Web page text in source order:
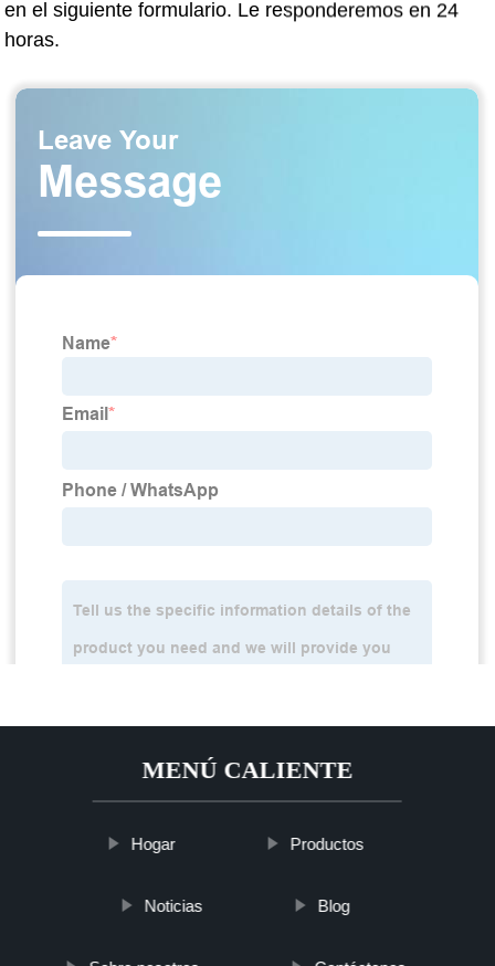
en el siguiente formulario. Le responderemos en 24
horas.
MENÚ CALIENTE
Hogar Productos
Noticias Blog